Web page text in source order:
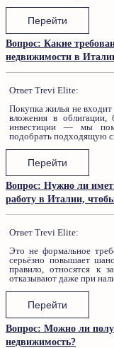
Перейти
Вопрос: Какие
недвижимости в
Ответ Trevi Elite:
Покупка жилья не
вложения в
инвестиции — мы
подобрать подходящую
Перейти
Вопрос: Нужно ли
работу в Италии,
Ответ Trevi Elite:
Это не формальное
серьёзно повышает
правило, относятся к
отказывают даже при
Перейти
Вопрос: Можно ли
недвижимость?